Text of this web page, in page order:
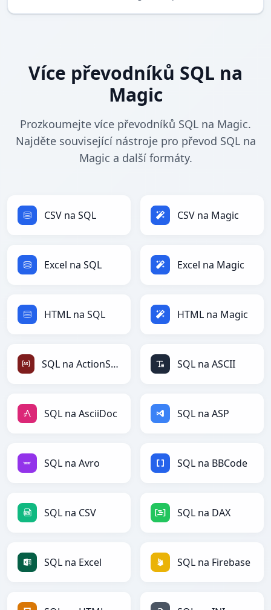
Více převodníků SQL na
Magic
Prozkoumejte více převodníků SQL na Magic.
Najděte související nástroje pro převod SQL na
Magic a další formáty.
CSV na SQL CSV na Magic
Excel na SQL Excel na Magic
HTML na SQL HTML na Magic
SQL na ActionScript SQL na ASCII
SQL na AsciiDoc SQL na ASP
SQL na Avro SQL na BBCode
SQL na CSV SQL na DAX
SQL na Excel SQL na Firebase